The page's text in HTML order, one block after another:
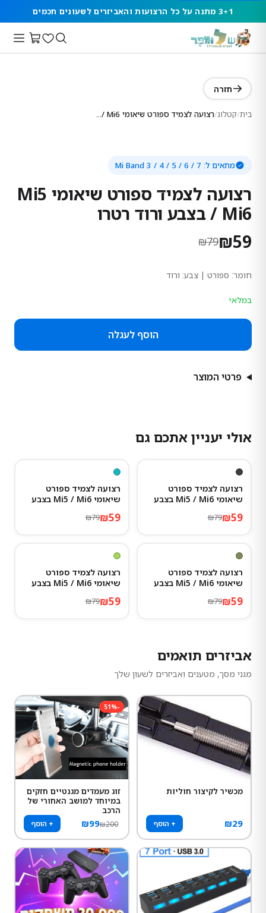
3+1 מתנה על כל הרצועות והאביזרים לשעונים חכמים
חזרה
בית/קטלוג/ רצועה לצמיד ספורט שיאומי Mi5 / Mi6 בצבע ורוד רטרו
מתאים ל: Mi Band 3 / 4 / 5 / 6 / 7
רצועה לצמיד ספורט שיאומי Mi5
/ Mi6 בצבע ורוד רטרו
₪59
₪79
חומר: ספורט | צבע: ורוד
במלאי
הוסף לעגלה
פרטי המוצר
אולי יעניין אתכם גם
-
%
רצועה לצמיד ספורט
שיאומי Mi5 / Mi6 בצבע
₪59
₪79
-
%
רצועה לצמיד ספורט
שיאומי Mi5 / Mi6 בצבע
₪59
₪79
-
%
רצועה לצמיד ספורט
שיאומי Mi5 / Mi6 בצבע
₪59
₪79
-
%
רצועה לצמיד ספורט
שיאומי Mi5 / Mi6 בצבע
₪59
₪79
אביזרים תואמים
מגני מסך, מטענים ואביזרים לשעון שלך
מכשיר לקיצור חוליות
₪29 + הוסף
-
51%
זוג מעמדים מגנטיים חזקים
במיוחד למושב האחורי של
הרכב
₪99₪200 + הוסף